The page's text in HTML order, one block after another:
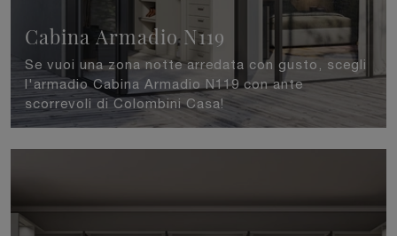
Cabina Armadio N119
Se vuoi una zona notte arredata con gusto, scegli
l'armadio Cabina Armadio N119 con ante
scorrevoli di Colombini Casa!